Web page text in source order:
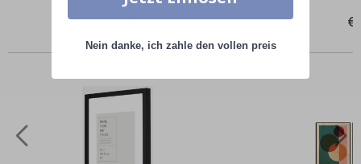
Special
€19,00
Andere kauften auch
Nein danke, ich zahle den vollen preis